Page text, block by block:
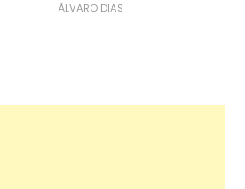
ÁLVARO DIAS